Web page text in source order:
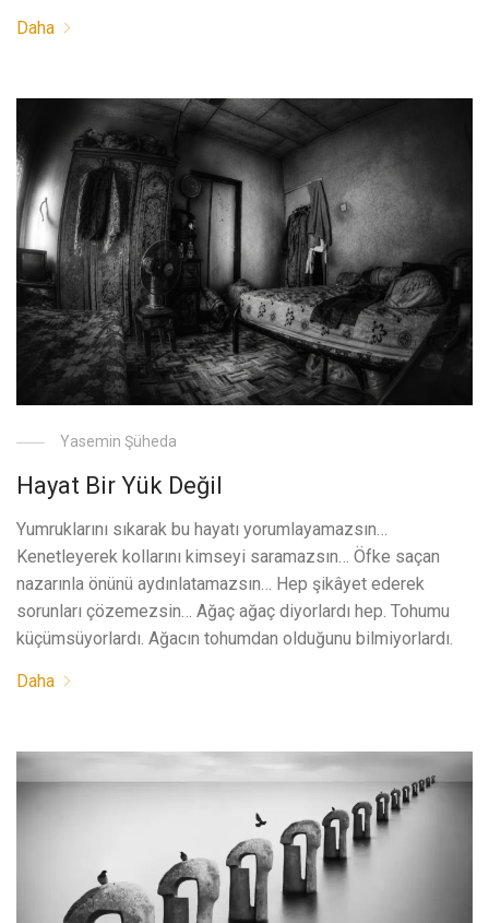
Daha
Yasemin Şüheda
Hayat Bir Yük Değil
Yumruklarını sıkarak bu hayatı yorumlayamazsın…
Kenetleyerek kollarını kimseyi saramazsın… Öfke saçan
nazarınla önünü aydınlatamazsın… Hep şikâyet ederek
sorunları çözemezsin… Ağaç ağaç diyorlardı hep. Tohumu
küçümsüyorlardı. Ağacın tohumdan olduğunu bilmiyorlardı.
Daha